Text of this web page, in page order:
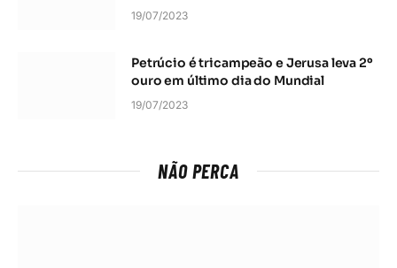
19/07/2023
Petrúcio é tricampeão e Jerusa leva 2º
ouro em último dia do Mundial
19/07/2023
NÃO PERCA